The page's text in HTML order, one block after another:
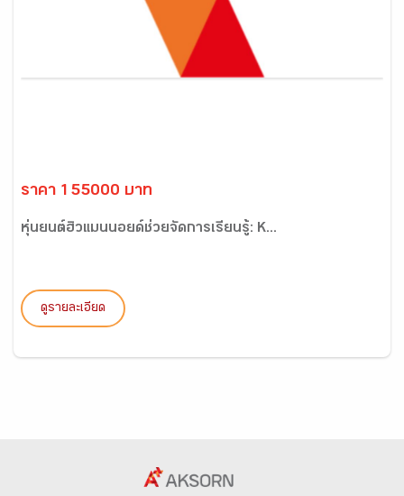
ราคา 155000 บาท
หุ่นยนต์ฮิวแมนนอยด์ช่วยจัดการเรียนรู้: K...
ดูรายละเอียด